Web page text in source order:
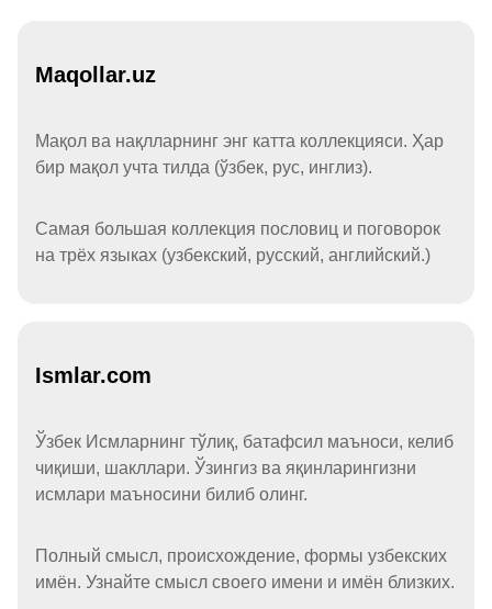
Maqollar.uz
Мақол ва нақлларнинг энг катта коллекцияси. Ҳар
бир мақол учта тилда (ўзбек, рус, инглиз).
Самая большая коллекция пословиц и поговорок
на трёх языках (узбекский, русский, английский.)
Ismlar.com
Ўзбек Исмларнинг тўлиқ, батафсил маъноси, келиб
чиқиши, шакллари. Ўзингиз ва яқинларингизни
исмлари маъносини билиб олинг.
Полный смысл, происхождение, формы узбекских
имён. Узнайте смысл своего имени и имён близких.